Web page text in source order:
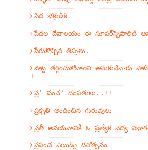
పేద భక్తుడికి
పేదల దేవాలయం ఈ సూపర్‌స్పెషాలిటీ
పేరుకొచ్చిన తిప్పలు.
పొట్ట తగ్గించుకోవాలని అనుకునేవారు
!
ప్ర' పంచ' దంపతులు..!!
ప్రకృతి అందించిన గురువులు
ప్రతీ అవయవానికి ఓ ప్రత్యేక వైద్య
ప్రపంచ ఎయిడ్స్ దినోత్సవం